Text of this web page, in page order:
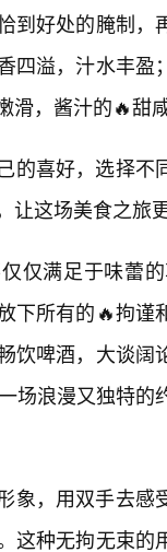
到好处的腌制
四溢，汁水丰
滑，酱汁的🔥甜
的喜好，选择不
让这场美食之旅
仅仅满足于味蕾
下所有的🔥拘
饮啤酒，大谈
场浪漫又独特的
象，用双手去
这种无拘无束